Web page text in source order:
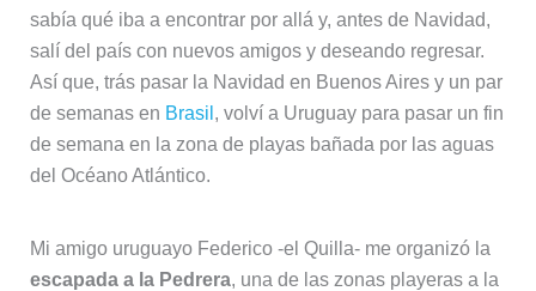
sabía qué iba a encontrar por allá y, antes de Navidad,
salí del país con nuevos amigos y deseando regresar.
Así que, trás pasar la Navidad en Buenos Aires y un par
de semanas en Brasil , volví a Uruguay para pasar un fin
de semana en la zona de playas bañada por las aguas
del Océano Atlántico.
Mi amigo uruguayo Federico -el Quilla- me organizó la
escapada a la Pedrera, una de las zonas playeras a la